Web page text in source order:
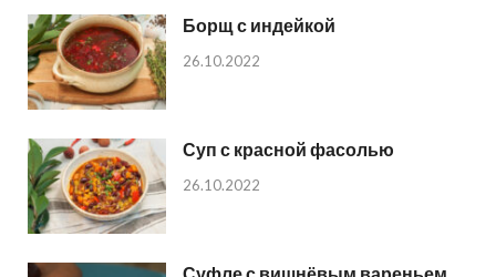
Борщ с индейкой
26.10.2022
Суп с красной фасолью
26.10.2022